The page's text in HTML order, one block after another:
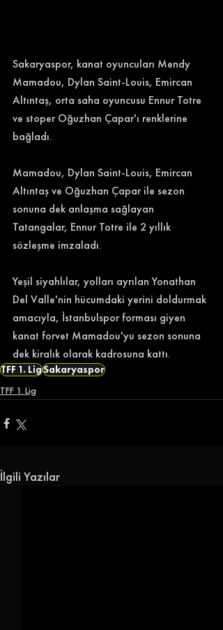
Sakaryaspor, kanat oyuncuları Mendy
Mamadou, Dylan Saint-Louis, Emircan
Altıntaş, orta saha oyuncusu Ennur Totre
ve stoper Oğuzhan Çapar'ı renklerine
bağladı.
Mamadou, Dylan Saint-Louis, Emircan
Altıntaş ve Oğuzhan Çapar ile sezon
sonuna dek anlaşma sağlayan
Tatangalar, Ennur Totre ile 2 yıllık
sözleşme imzaladı.
Yeşil siyahlılar, yolları ayrılan Yonathan
Del Valle'nin hücumdaki yerini doldurmak
amacıyla, İstanbulspor forması giyen
kanat forvet Mamadou'yu sezon sonuna
dek kiralık olarak kadrosuna kattı.
TFF 1. LigSakaryaspor
TFF 1. Lig
İlgili Yazılar